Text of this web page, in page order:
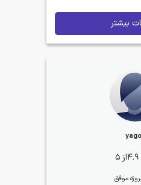
بیشتر
4.9از 5
موفق